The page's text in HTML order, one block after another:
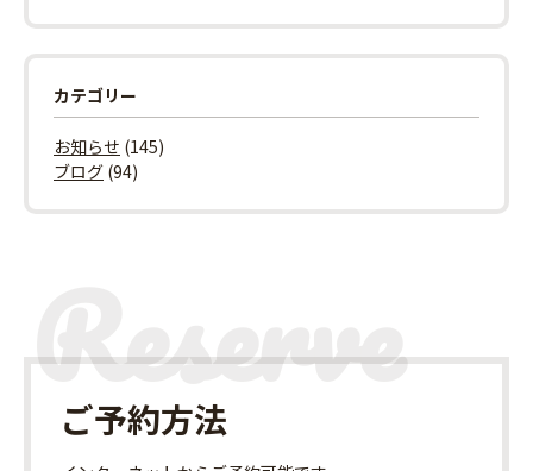
カテゴリー
お知らせ (145)
ブログ (94)
ご予約方法